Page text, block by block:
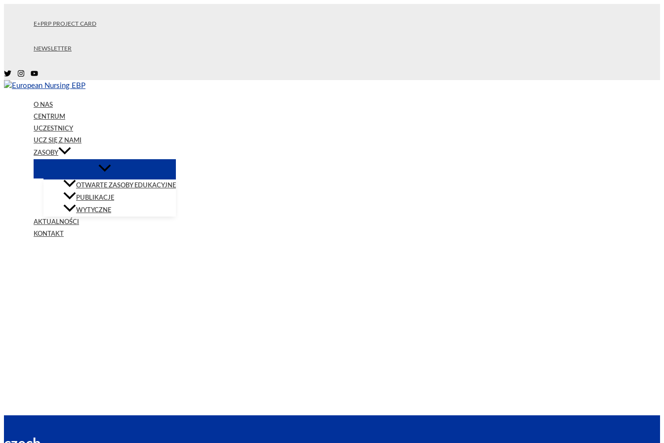
E+PRP PROJECT CARD
NEWSLETTER
O NAS
CENTRUM
UCZESTNICY
UCZ SIĘ Z NAMI
ZASOBY
OTWARTE ZASOBY EDUKACYJNE
PUBLIKACJE
WYTYCZNE
AKTUALNOŚCI
KONTAKT